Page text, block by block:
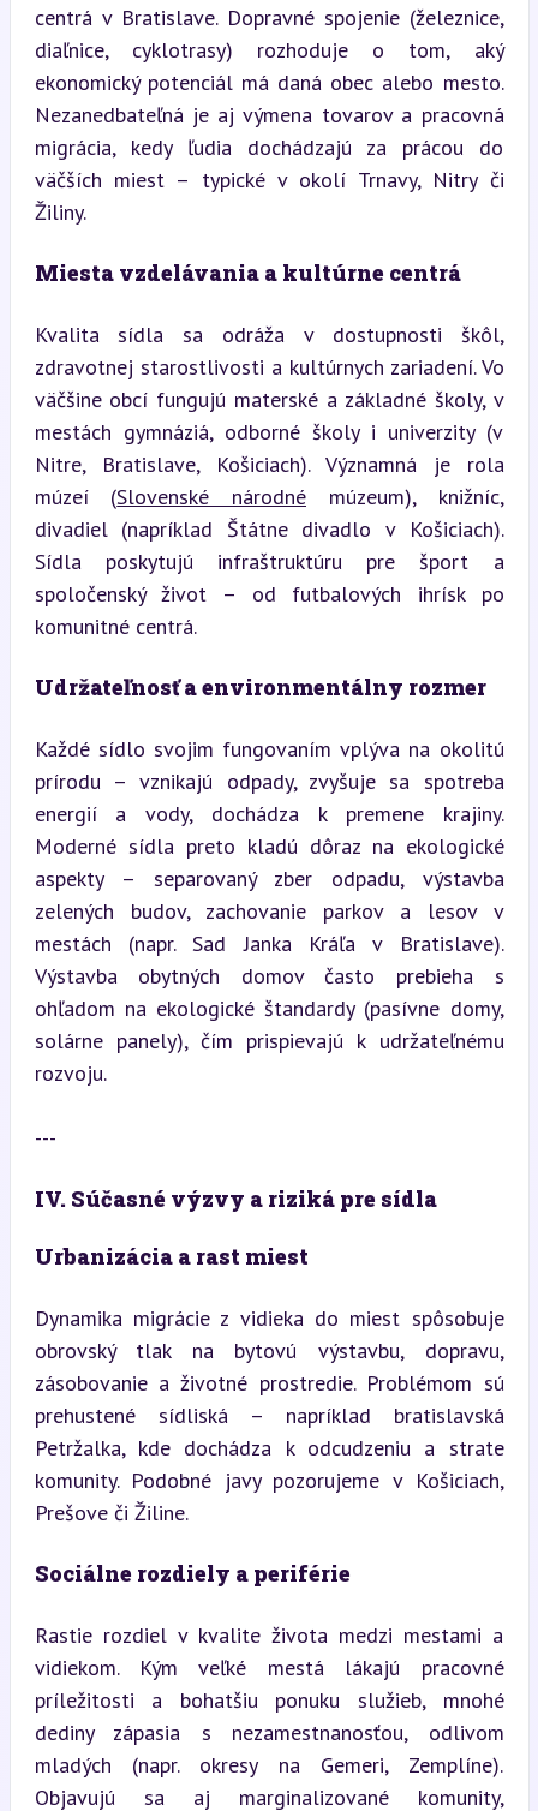
centrá v Bratislave. Dopravné spojenie (železnice,
diaľnice, cyklotrasy) rozhoduje o tom, aký
ekonomický potenciál má daná obec alebo mesto.
Nezanedbateľná je aj výmena tovarov a pracovná
migrácia, kedy ľudia dochádzajú za prácou do
väčších miest – typické v okolí Trnavy, Nitry či
Žiliny.
Miesta vzdelávania a kultúrne centrá
Kvalita sídla sa odráža v dostupnosti škôl,
zdravotnej starostlivosti a kultúrnych zariadení. Vo
väčšine obcí fungujú materské a základné školy, v
mestách gymnáziá, odborné školy i univerzity (v
Nitre, Bratislave, Košiciach). Významná je rola
múzeí (Slovenské národné múzeum), knižníc,
divadiel (napríklad Štátne divadlo v Košiciach).
Sídla poskytujú infraštruktúru pre šport a
spoločenský život – od futbalových ihrísk po
komunitné centrá.
Udržateľnosť a environmentálny rozmer
Každé sídlo svojim fungovaním vplýva na okolitú
prírodu – vznikajú odpady, zvyšuje sa spotreba
energií a vody, dochádza k premene krajiny.
Moderné sídla preto kladú dôraz na ekologické
aspekty – separovaný zber odpadu, výstavba
zelených budov, zachovanie parkov a lesov v
mestách (napr. Sad Janka Kráľa v Bratislave).
Výstavba obytných domov často prebieha s
ohľadom na ekologické štandardy (pasívne domy,
solárne panely), čím prispievajú k udržateľnému
rozvoju.
---
IV. Súčasné výzvy a riziká pre sídla
Urbanizácia a rast miest
Dynamika migrácie z vidieka do miest spôsobuje
obrovský tlak na bytovú výstavbu, dopravu,
zásobovanie a životné prostredie. Problémom sú
prehustené sídliská – napríklad bratislavská
Petržalka, kde dochádza k odcudzeniu a strate
komunity. Podobné javy pozorujeme v Košiciach,
Prešove či Žiline.
Sociálne rozdiely a periférie
Rastie rozdiel v kvalite života medzi mestami a
vidiekom. Kým veľké mestá lákajú pracovné
príležitosti a bohatšiu ponuku služieb, mnohé
dediny zápasia s nezamestnanosťou, odlivom
mladých (napr. okresy na Gemeri, Zemplíne).
Objavujú sa aj marginalizované komunity,